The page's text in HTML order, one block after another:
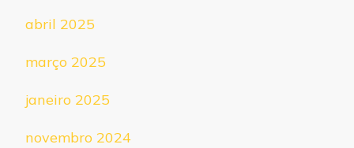
abril 2025
março 2025
janeiro 2025
novembro 2024